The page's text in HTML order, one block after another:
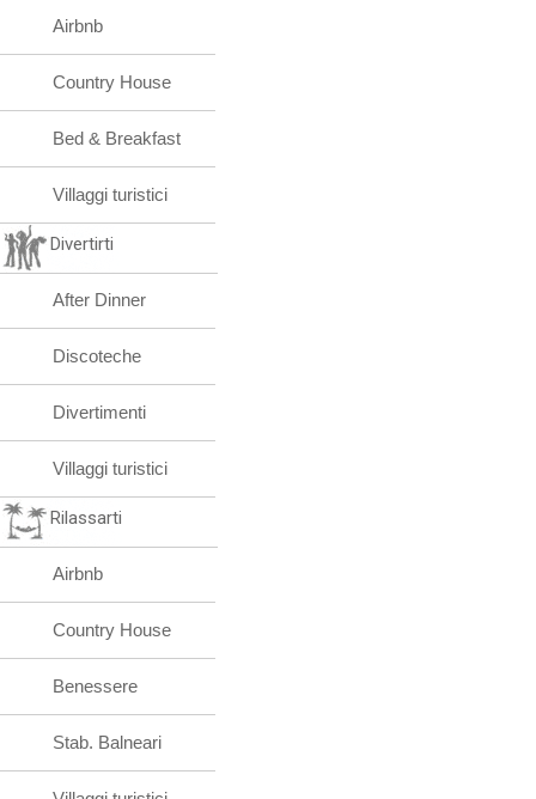
Airbnb
Country House
Bed & Breakfast
Villaggi turistici
Divertirti
After Dinner
Discoteche
Divertimenti
Villaggi turistici
Rilassarti
Airbnb
Country House
Benessere
Stab. Balneari